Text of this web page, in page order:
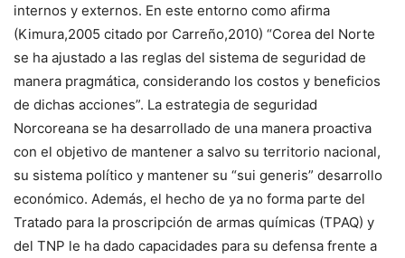
internos y externos. En este entorno como afirma
(Kimura,2005 citado por Carreño,2010) “Corea del Norte
se ha ajustado a las reglas del sistema de seguridad de
manera pragmática, considerando los costos y beneficios
de dichas acciones”. La estrategia de seguridad
Norcoreana se ha desarrollado de una manera proactiva
con el objetivo de mantener a salvo su territorio nacional,
su sistema político y mantener su “sui generis” desarrollo
económico. Además, el hecho de ya no forma parte del
Tratado para la proscripción de armas químicas (TPAQ) y
del TNP le ha dado capacidades para su defensa frente a